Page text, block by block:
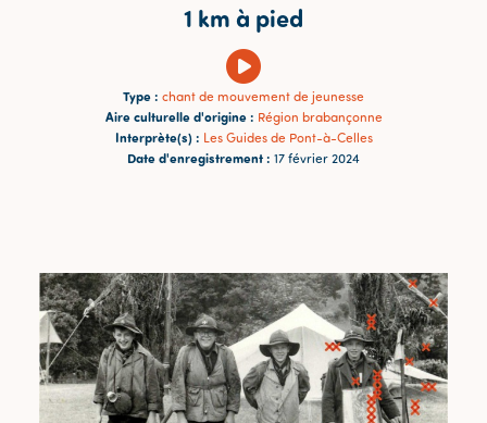
1 km à pied
Type : chant de mouvement de jeunesse
Aire culturelle d'origine : Région brabançonne
Interprète(s) : Les Guides de Pont-à-Celles
Date d'enregistrement : 17 février 2024